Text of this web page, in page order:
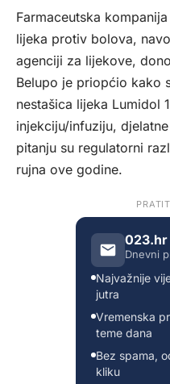
Farmaceutska
lijeka protiv bolova,
agenciji za lijekove,
Belupo je priopćio kako
nestašica lijeka Lumidol
injekciju/infuziju,
pitanju su regulatorni
rujna ove godine.
Dnevni
Najvažnije
jutra
Vremenska
teme dana
Bez spama,
kliku